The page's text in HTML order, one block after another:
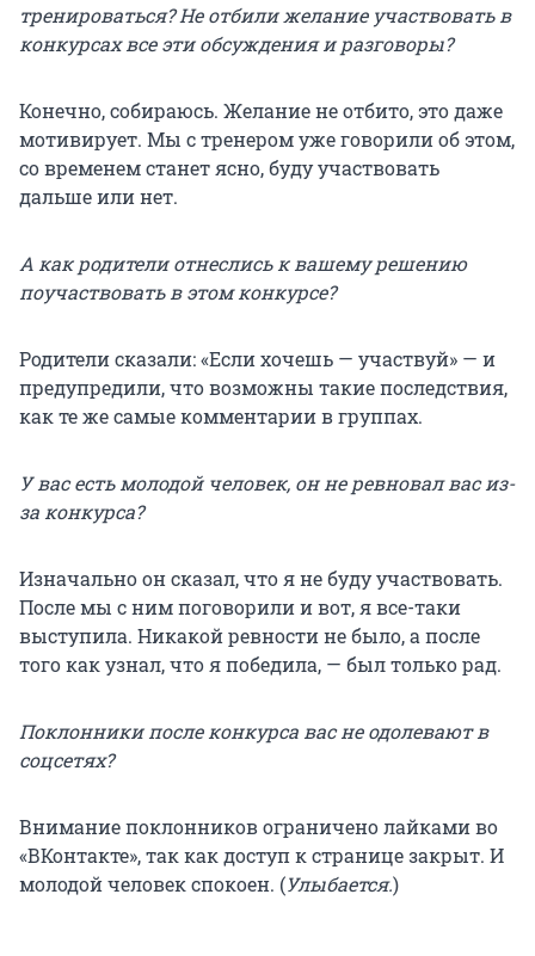
тренироваться? Не отбили желание участвовать в
конкурсах все эти обсуждения и разговоры?
Конечно, собираюсь. Желание не отбито, это даже
мотивирует. Мы с тренером уже говорили об этом,
со временем станет ясно, буду участвовать
дальше или нет.
А как родители отнеслись к вашему решению
поучаствовать в этом конкурсе?
Родители сказали: «Если хочешь — участвуй» — и
предупредили, что возможны такие последствия,
как те же самые комментарии в группах.
У вас есть молодой человек, он не ревновал вас из-
за конкурса?
Изначально он сказал, что я не буду участвовать.
После мы с ним поговорили и вот, я все-таки
выступила. Никакой ревности не было, а после
того как узнал, что я победила, — был только рад.
Поклонники после конкурса вас не одолевают в
соцсетях?
Внимание поклонников ограничено лайками во
«ВКонтакте», так как доступ к странице закрыт. И
молодой человек спокоен. (Улыбается.)